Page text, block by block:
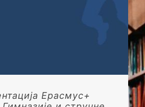
Ерасмус+